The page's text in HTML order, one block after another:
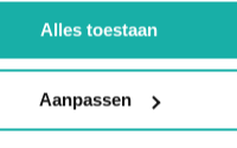
Alles toestaan
Aanpassen
28 /